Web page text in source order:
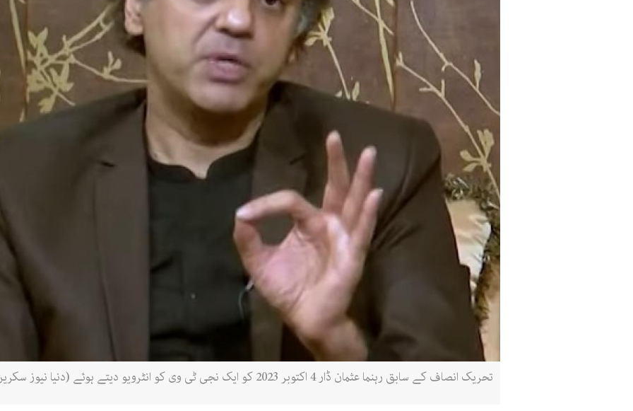
تحریک انصاف کے سابق رہنما عثمان ڈار 4 اکتوبر 2023 کو ایک نجی ٹی وی کو انٹرویو دیتے ہوئے (دنیا نیوز سکرین گریب)